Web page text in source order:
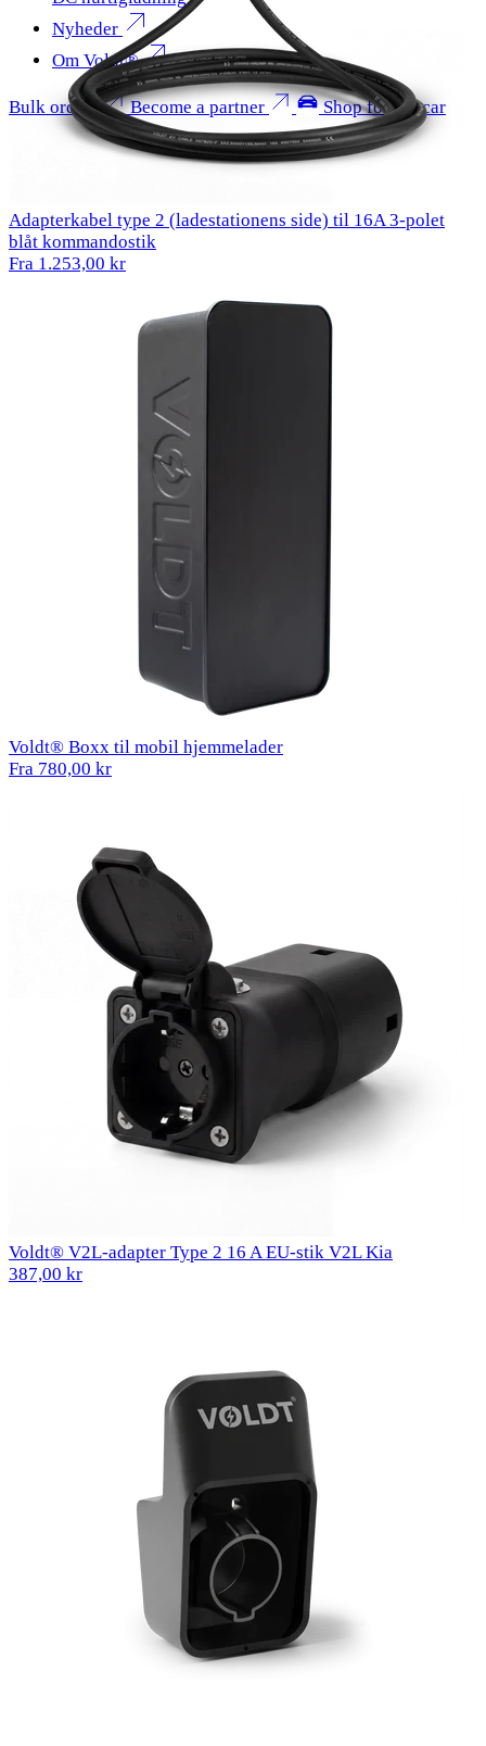
Nyheder
Om Voldt®
Bulk orders Become a partner Shop for my car
Adapterkabel type 2 (ladestationens side) til 16A 3-polet
blåt kommandostik
Fra 1.253,00 kr
Voldt® Boxx til mobil hjemmelader
Fra 780,00 kr
Voldt® V2L-adapter Type 2 16 A EU-stik V2L Kia
387,00 kr